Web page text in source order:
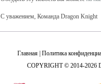
С уважением, Команда Dragon Knight
Главная Политика
COPYRIGHT © 2014-2026